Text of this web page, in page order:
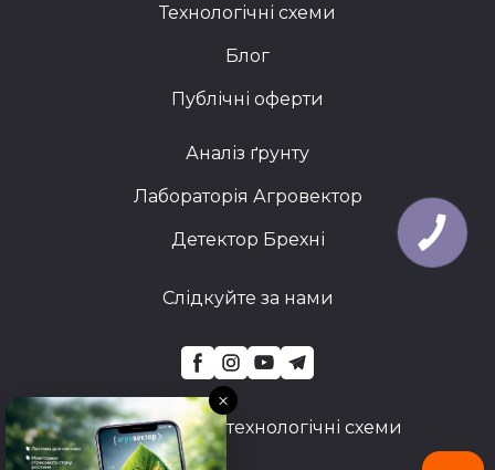
Технологічні схеми
Блог
Публічні оферти
Аналіз ґрунту
Лабораторія Агровектор
Детектор Брехні
Слідкуйте за нами
Найуспішніші технологічні схеми
×